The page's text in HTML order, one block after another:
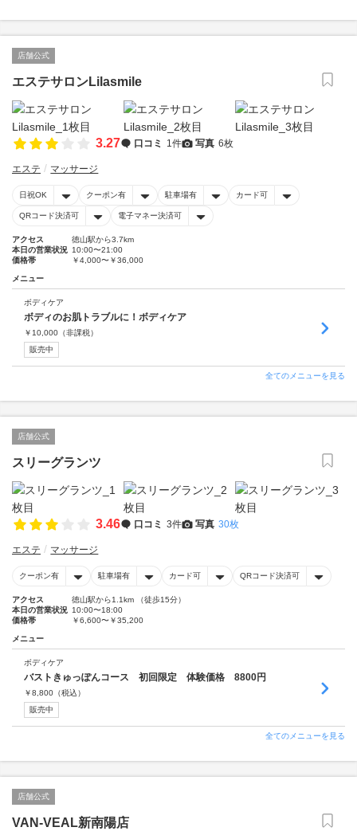
店舗公式
エステサロンLilasmile
3.27 口コミ 1件 写真 6枚
エステ マッサージ
日祝OK クーポン有 駐車場有 カード可
QRコード決済可 電子マネー決済可
アクセス
徳山駅から3.7km
本日の営業状況 10:00〜21:00
価格帯
￥4,000〜￥36,000
メニュー
ボディケア
ボディのお肌トラブルに！ボディケア
￥ 10,000 （非課税）
販売中
全てのメニューを見る
店舗公式
スリーグランツ
3.46 口コミ 3件 写真 30枚
エステ マッサージ
クーポン有 駐車場有 カード可 QRコード決済可
アクセス
徳山駅から1.1km （徒歩15分）
本日の営業状況 10:00〜18:00
価格帯
￥6,600〜￥35,200
メニュー
ボディケア
バストきゅっぽんコース 初回限定 体験価格 8800円
￥8,800 （税込）
販売中
全てのメニューを見る
店舗公式
VAN-VEAL新南陽店